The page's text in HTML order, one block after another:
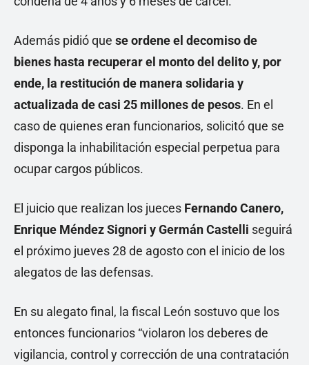
Además pidió que se ordene el decomiso de
bienes hasta recuperar el monto del delito y, por
ende, la restitución de manera solidaria y
actualizada de casi 25 millones de pesos. En el
caso de quienes eran funcionarios, solicitó que se
disponga la inhabilitación especial perpetua para
ocupar cargos públicos.
El juicio que realizan los jueces Fernando Canero,
Enrique Méndez Signori y Germán Castelli seguirá
el próximo jueves 28 de agosto con el inicio de los
alegatos de las defensas.
En su alegato final, la fiscal León sostuvo que los
entonces funcionarios “violaron los deberes de
vigilancia, control y corrección de una contratación